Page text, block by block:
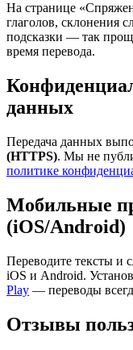
На странице
глаголов, склонения
подсказки — так
время перевода.
данных
Передача данных
(HTTPS). Мы не
политике
Мобильные
(iOS/Android)
Переводите тексты и
iOS и Android.
Play — переводы
Отзывы